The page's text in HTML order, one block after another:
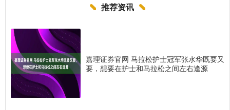
推荐资讯
嘉理证券官网 马拉松护士冠军张水华既要又
要，想要在护士和马拉松之间左右逢源